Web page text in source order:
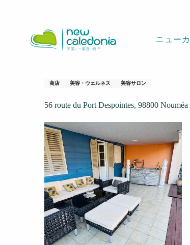
ニュー
Bali Zen
商店 美容・ウェルネス 美容サロン
56 route du Port Despointes, 98800 Nouméa